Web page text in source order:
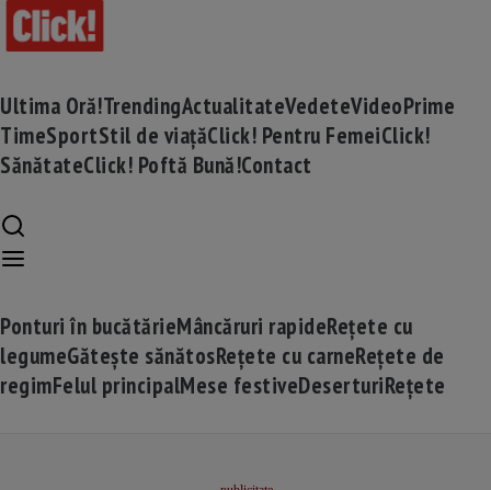
Ultima Oră!TrendingActualitateVedeteVideoPrime
TimeSportStil de viațăClick! Pentru FemeiClick!
SănătateClick! Poftă Bună!Contact
Ponturi în bucătărieMâncăruri rapideRețete cu
legumeGătește sănătosRețete cu carneRețete de
regimFelul principalMese festiveDeserturiRețete